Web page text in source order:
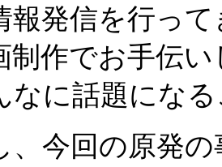
報発信を行っ
制作でお手伝
なに話題にな
、今回の原発